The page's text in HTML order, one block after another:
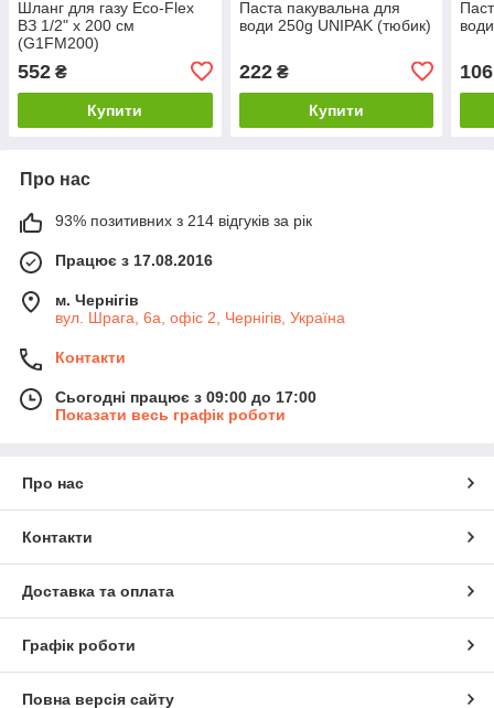
Шланг для газу Eco-Flex
ВЗ 1/2" х 200 см
(G1FM200)
552 ₴
Купити
Паста пакувальна для
води 250g UNIPAK (тюбик)
222₴
Купити
106
Про нас
93% позитивних з 214 відгуків за рік
Працює з 17.08.2016
м. Чернігів
вул. Шрага, 6а, офіс 2, Чернігів, Україна
Контакти
Сьогодні працює з 09:00 до 17:00
Показати весь графік роботи
Про нас
Контакти
Доставка та оплата
Графік роботи
Повна версія сайту